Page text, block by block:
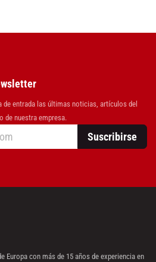
de entrada las últimas noticias, artículos del
de nuestra empresa.
Suscribirse
Europa con más de 15 años de experiencia en